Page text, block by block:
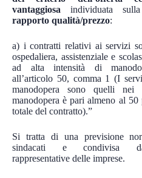
vantaggiosa individuata
rapporto qualità/prezzo:
a) i contratti relativi ai servizi
ospedaliera, assistenziale e
ad alta intensità di
all’articolo 50, comma 1 (I
manodopera sono quelli
manodopera è pari almeno al 50
totale del contratto).”
Si tratta di una previsione
sindacati e condivisa
rappresentative delle imprese.